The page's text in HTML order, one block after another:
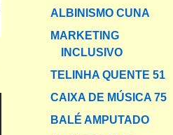
ALBINISMO CUNA
MARKETING
INCLUSIVO
TELINHA QUENTE 51
CAIXA DE MÚSICA 75
BALÉ AMPUTADO